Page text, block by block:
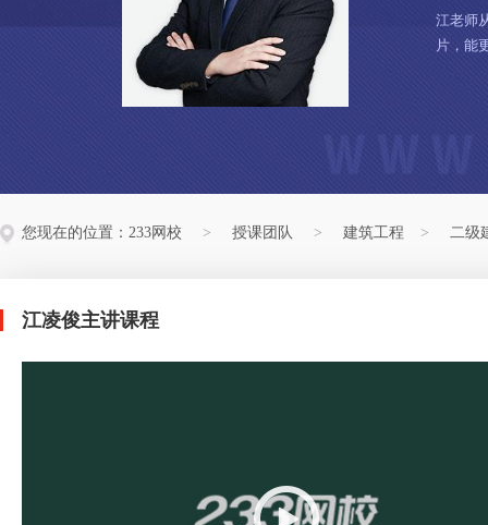
江老师
片，能
您现在的位置： 233网校 > 授课团队 > 建筑工程 > 二级
江凌俊主讲课程